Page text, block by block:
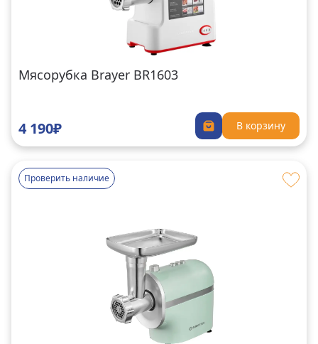
Мясорубка Brayer BR1603
4 190₽ В корзину
Проверить наличие